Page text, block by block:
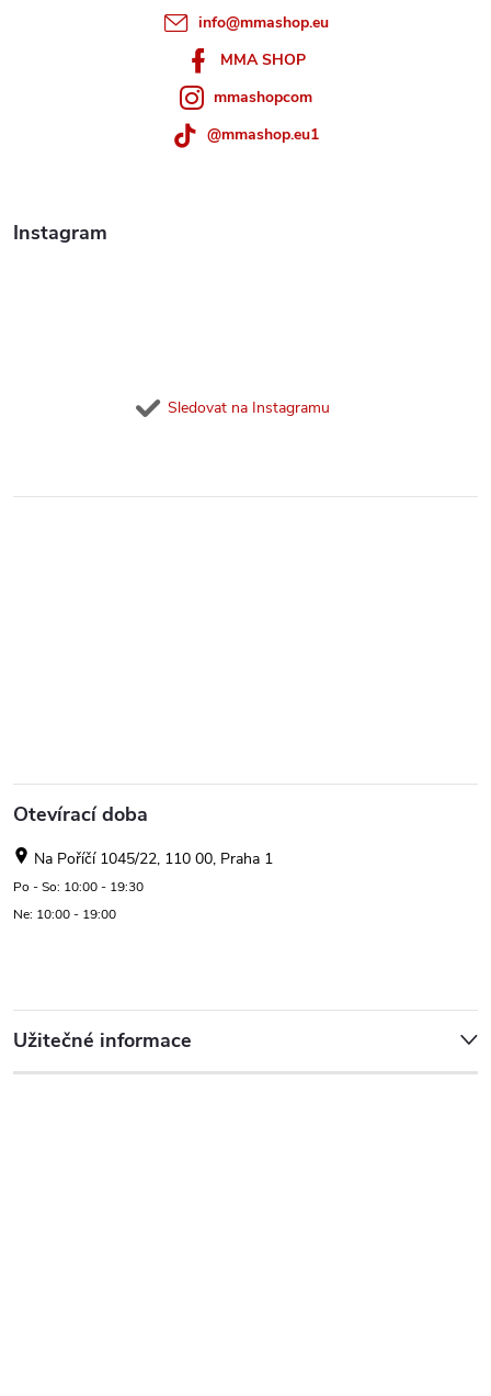
Instagram
Sledovat na Instagramu
info@mmashop.eu
MMA SHOP
mmashopcom
@mmashop.eu1
Otevírací doba
Na Poříčí 1045/22, 110 00, Praha 1
Po - So: 10:00 - 19:30
Ne: 10:00 - 19:00
Užitečné informace